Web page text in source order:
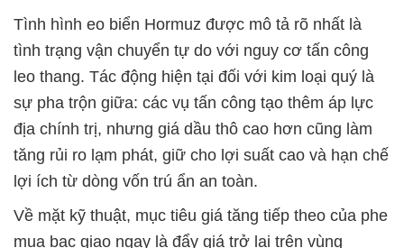
Tình hình eo biển Hormuz được mô tả rõ nhất là
tình trạng vận chuyển tự do với nguy cơ tấn công
leo thang. Tác động hiện tại đối với kim loại quý là
sự pha trộn giữa: các vụ tấn công tạo thêm áp lực
địa chính trị, nhưng giá dầu thô cao hơn cũng làm
tăng rủi ro lạm phát, giữ cho lợi suất cao và hạn chế
lợi ích từ dòng vốn trú ẩn an toàn.
Về mặt kỹ thuật, mục tiêu giá tăng tiếp theo của phe
mua bạc giao ngay là đẩy giá trở lại trên vùng